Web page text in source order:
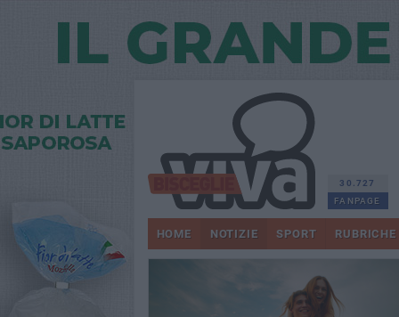
30.727
FANPAGE
HOME NOTIZIE SPORT RUBRICHE